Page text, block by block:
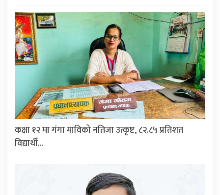
कक्षा १२ मा गंगा माविको नतिजा उत्कृष्ट, ८२.८५ प्रतिशत
विद्यार्थी…